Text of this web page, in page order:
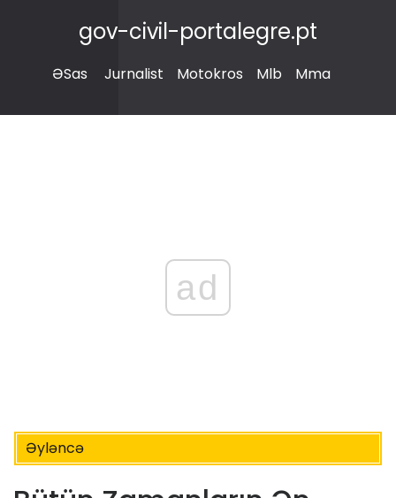
gov-civil-portalegre.pt
ƏSas Jurnalist Motokros Mlb Mma
ad
Əyləncə